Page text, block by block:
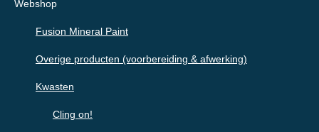
Webshop
Fusion Mineral Paint
Overige producten (voorbereiding & afwerking)
Kwasten
Cling on!